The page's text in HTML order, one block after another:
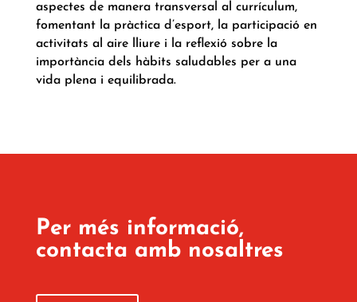
aspectes de manera transversal al currículum,
fomentant la pràctica d’esport, la participació en
activitats al aire lliure i la reflexió sobre la
importància dels hàbits saludables per a una
vida plena i equilibrada.
Per més informació,
contacta amb nosaltres